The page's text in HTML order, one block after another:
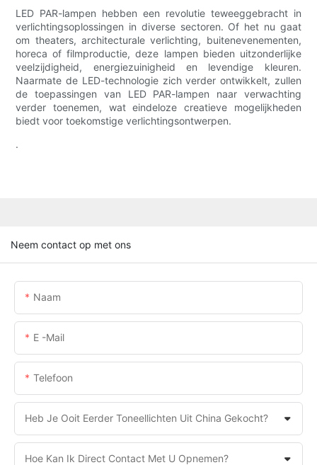
LED PAR-lampen hebben een revolutie teweeggebracht in
verlichtingsoplossingen in diverse sectoren. Of het nu gaat
om theaters, architecturale verlichting, buitenevenementen,
horeca of filmproductie, deze lampen bieden uitzonderlijke
veelzijdigheid, energiezuinigheid en levendige kleuren.
Naarmate de LED-technologie zich verder ontwikkelt, zullen
de toepassingen van LED PAR-lampen naar verwachting
verder toenemen, wat eindeloze creatieve mogelijkheden
biedt voor toekomstige verlichtingsontwerpen.
.
Neem contact op met ons
Naam
E -mail
Telefoon
Heb Je Ooit Eerder Toneellichten Uit China Gekocht?
Hoe Kan Ik Direct Contact Met U Opnemen?